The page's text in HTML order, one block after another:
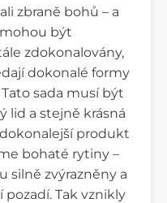
zbraně bohů – a
být
zdokonalovány,
dokonalé formy
sada musí být
lid a stejně krásná
produkt
bohaté rytiny –
silně zvýrazněny a
pozadí. Tak vznikly